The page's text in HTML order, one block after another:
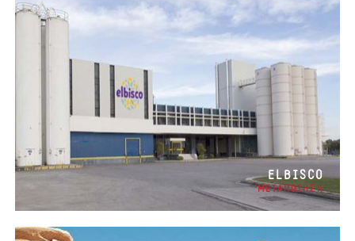
ELBISCO
ΜΕΤΑΠΟΙΗΣΗ